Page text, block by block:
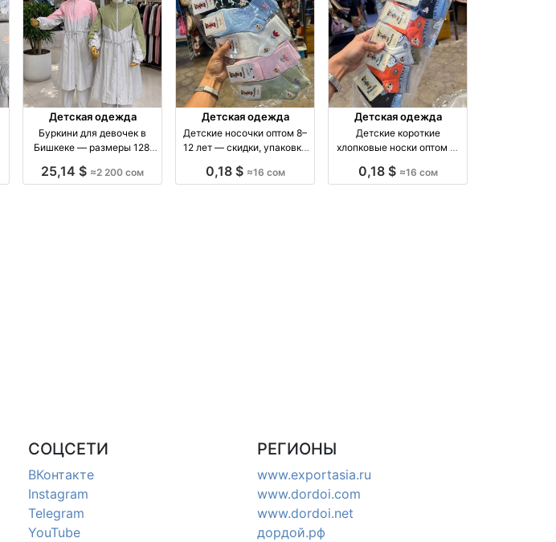
Детская одежда
Буркини для девочек в
Бишкеке — размеры 128,
Киргизия
25,14 $ ≈2 200 сом
Детская одежда
Детские носочки оптом 8–
12 лет — скидки, упаковка
Киргизия
0,18 $ ≈16 сом
Детская одежда
Детские короткие
хлопковые носки оптом —
производство Россия
0,18 $ ≈16 сом
СОЦСЕТИ
ВКонтакте
Instagram
Telegram
YouTube
РЕГИОНЫ
www.exportasia.ru
www.dordoi.com
www.dordoi.net
дордой.рф